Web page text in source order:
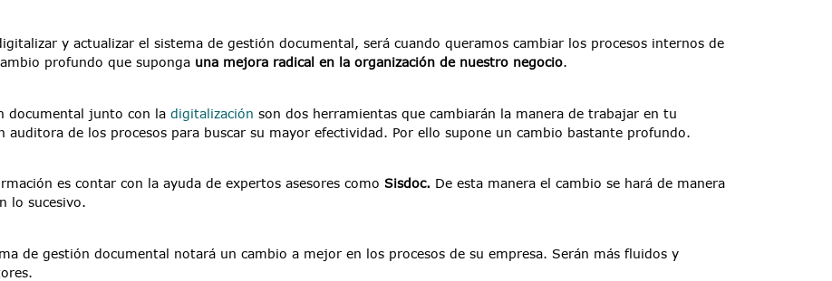
y actualizar el sistema de gestión documental, será cuando queramos cambiar los procesos internos de
profundo que suponga una mejora radical en la organización de nuestro negocio.
documental junto con la digitalización son dos herramientas que cambiarán la manera de trabajar en tu
auditora de los procesos para buscar su mayor efectividad. Por ello supone un cambio bastante profundo.
es contar con la ayuda de expertos asesores como Sisdoc. De esta manera el cambio se hará de manera
lo sucesivo.
de gestión documental notará un cambio a mejor en los procesos de su empresa. Serán más fluidos y